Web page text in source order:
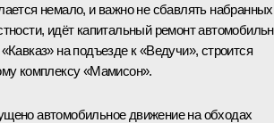
немало, и важно не сбавлять набранных
идёт капитальный ремонт
на подъезде к «Ведучи», строится
комплексу «Мамисон».
автомобильное движение на обходах